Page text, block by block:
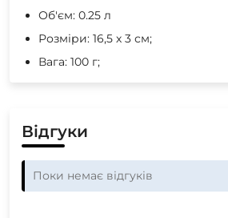
Об'єм: 0.25 л
Розміри: 16,5 х 3 см;
Вага: 100 г;
Відгуки
Поки немає відгуків